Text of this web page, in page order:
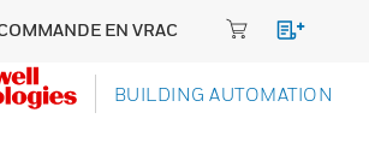
EN VRAC
BUILDING AUTOMATION